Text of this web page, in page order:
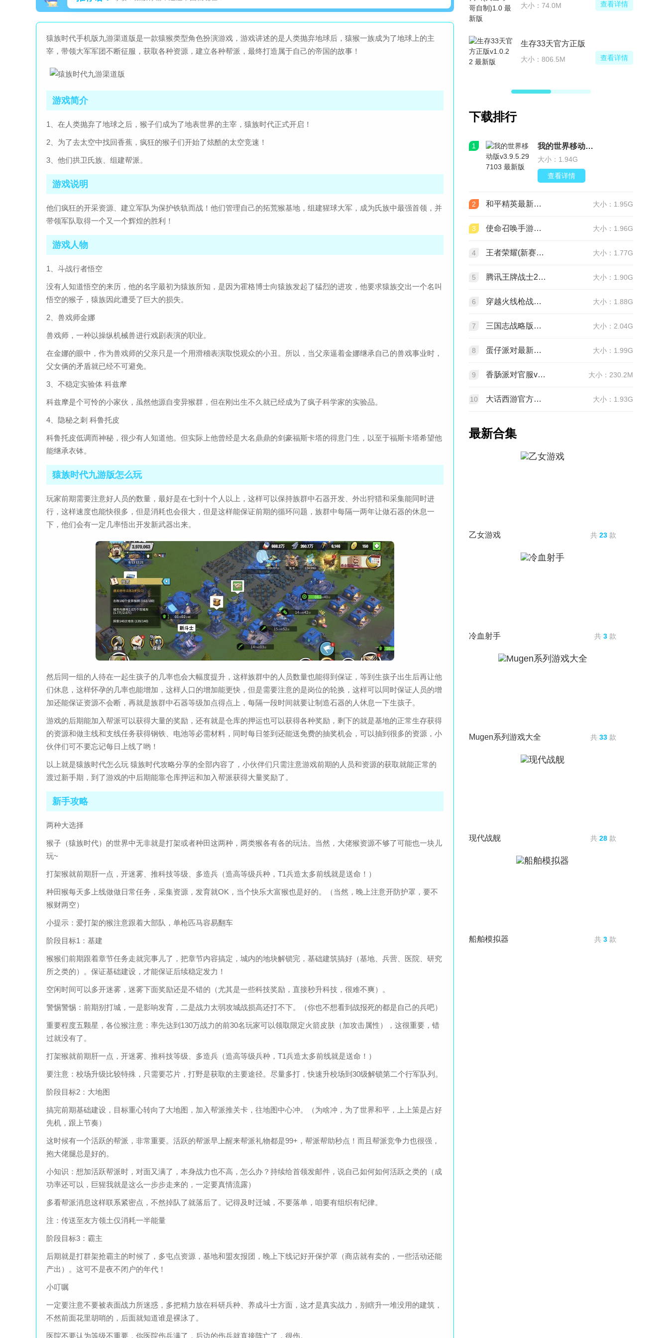
猿族时代手机版九游渠道版是一款猿猴类型角色扮演游戏，游戏讲述的是人类抛弃地球后，猿猴一族成为了地球上的主
宰，带领大军军团不断征服，获取各种资源，建立各种帮派，最终打造属于自己的帝国的故事！
游戏简介
1、在人类抛弃了地球之后，猴子们成为了地表世界的主宰，猿族时代正式开启！
2、为了去太空中找回香蕉，疯狂的猴子们开始了炫酷的太空竞速！
3、他们拱卫氏族、组建帮派。
游戏说明
他们疯狂的开采资源、建立军队为保护铁轨而战！他们管理自己的拓荒猴基地，组建猩球大军，成为氏族中最强首领，并
带领军队取得一个又一个辉煌的胜利！
游戏人物
1、斗战行者悟空
没有人知道悟空的来历，他的名字最初为猿族所知，是因为霍格博士向猿族发起了猛烈的进攻，他要求猿族交出一个名叫
悟空的猴子，猿族因此遭受了巨大的损失。
2、兽戏师金娜
兽戏师，一种以操纵机械兽进行戏剧表演的职业。
在金娜的眼中，作为兽戏师的父亲只是一个用滑稽表演取悦观众的小丑。所以，当父亲逼着金娜继承自己的兽戏事业时，
父女俩的矛盾就已经不可避免。
3、不稳定实验体 科兹摩
科兹摩是个可怜的小家伙，虽然他源自变异猴群，但在刚出生不久就已经成为了疯子科学家的实验品。
4、隐秘之刺 科鲁托皮
科鲁托皮低调而神秘，很少有人知道他。但实际上他曾经是大名鼎鼎的剑豪福斯卡塔的得意门生，以至于福斯卡塔希望他
能继承衣钵。
猿族时代九游版怎么玩
玩家前期需要注意好人员的数量，最好是在七到十个人以上，这样可以保持族群中石器开发、外出狩猎和采集能同时进
行，这样速度也能快很多，但是消耗也会很大，但是这样能保证前期的循环问题，族群中每隔一两年让做石器的休息一
下，他们会有一定几率悟出开发新武器出来。
然后同一组的人待在一起生孩子的几率也会大幅度提升，这样族群中的人员数量也能得到保证，等到生孩子出生后再让他
们休息，这样怀孕的几率也能增加，这样人口的增加能更快，但是需要注意的是岗位的轮换，这样可以同时保证人员的增
加还能保证资源不会断，再就是族群中石器等级加点得点上，每隔一段时间就要让制造石器的人休息一下生孩子。
游戏的后期能加入帮派可以获得大量的奖励，还有就是仓库的押运也可以获得各种奖励，剩下的就是基地的正常生存获得
的资源和做主线和支线任务获得钢铁、电池等必需材料，同时每日签到还能送免费的抽奖机会，可以抽到很多的资源，小
伙伴们可不要忘记每日上线了哟！
以上就是猿族时代怎么玩 猿族时代攻略分享的全部内容了，小伙伴们只需注意游戏前期的人员和资源的获取就能正常的
渡过新手期，到了游戏的中后期能靠仓库押运和加入帮派获得大量奖励了。
新手攻略
两种大选择
猴子（猿族时代）的世界中无非就是打架或者种田这两种，两类猴各有各的玩法。当然，大佬猴资源不够了可能也一块儿
玩~
打架猴就前期肝一点，开迷雾、推科技等级、多造兵（造高等级兵种，T1兵造太多前线就是送命！）
种田猴每天多上线做做日常任务，采集资源，发育就OK，当个快乐大富猴也是好的。（当然，晚上注意开防护罩，要不
猴财两空）
小提示：爱打架的猴注意跟着大部队，单枪匹马容易翻车
阶段目标1：基建
猴猴们前期跟着章节任务走就完事儿了，把章节内容搞定，城内的地块解锁完，基础建筑搞好（基地、兵营、医院、研究
所之类的）。保证基础建设，才能保证后续稳定发力！
空闲时间可以多开迷雾，迷雾下面奖励还是不错的（尤其是一些科技奖励，直接秒升科技，很难不爽）。
警惕警惕：前期别打城，一是影响发育，二是战力太弱攻城战损高还打不下。（你也不想看到战报死的都是自己的兵吧）
重要程度五颗星，各位猴注意：率先达到130万战力的前30名玩家可以领取限定火箭皮肤（加攻击属性），这很重要，错
过就没有了。
打架猴就前期肝一点，开迷雾、推科技等级、多造兵（造高等级兵种，T1兵造太多前线就是送命！）
要注意：校场升级比较特殊，只需要芯片，打野是获取的主要途径。尽量多打，快速升校场到30级解锁第二个行军队列。
阶段目标2：大地图
搞完前期基础建设，目标重心转向了大地图，加入帮派推关卡，往地图中心冲。（为啥冲，为了世界和平，上上策是占好
先机，跟上节奏）
这时候有一个活跃的帮派，非常重要。活跃的帮派早上醒来帮派礼物都是99+，帮派帮助秒点！而且帮派竞争力也很强，
抱大佬腿总是好的。
小知识：想加活跃帮派时，对面又满了，本身战力也不高，怎么办？持续给首领发邮件，说自己如何如何活跃之类的（成
功率还可以，巨猩我就是这么一步步走来的，一定要真情流露）
多看帮派消息这样联系紧密点，不然掉队了就落后了。记得及时迁城，不要落单，咱要有组织有纪律。
注：传送至友方领土仅消耗一半能量
阶段目标3：霸主
后期就是打群架抢霸主的时候了，多屯点资源，基地和盟友报团，晚上下线记好开保护罩（商店就有卖的，一些活动还能
产出）。这可不是夜不闭户的年代！
小叮嘱
一定要注意不要被表面战力所迷惑，多把精力放在科研兵种、养成斗士方面，这才是真实战力，别瞎升一堆没用的建筑，
不然前面花里胡哨的，后面就知道谁是裸泳了。
医院不要认为等级不重要，你医院伤兵满了，后边的伤兵就直接阵亡了，很伤。
大小：74.0M 查看详情
生存33天官方正版
大小：806.5M 查看详情
下载排行
1 我的世界移动版v3.9.5.297103 最新版
大小：1.94G
查看详情
2 和平精英最新版本v1.36.12 官服 大小：1.95G
3 使命召唤手游官方版2026最新版v1.9.55 安卓版 大小：1.96G
4 王者荣耀(新赛季更新)v11.4.1.1 官方版 大小：1.77G
5 腾讯王牌战士2026官方正版手机版v1.65.0.1040安卓版 大小：1.90G
6 穿越火线枪战王者最新版1.0.540.840 官服 大小：1.88G
7 三国志战略版官服v2081.1730 最新版本 大小：2.04G
8 蛋仔派对最新版v1.0.282 网易官方版 大小：1.99G
9 香肠派对官服v24.14 正式服 大小：230.2M
10 大话西游官方正版v2.1.436 安卓最新版 大小：1.93G
最新合集
乙女游戏 共 23 款
冷血射手 共 3 款
Mugen系列游戏大全 共 33 款
现代战舰 共 28 款
船舶模拟器 共 3 款